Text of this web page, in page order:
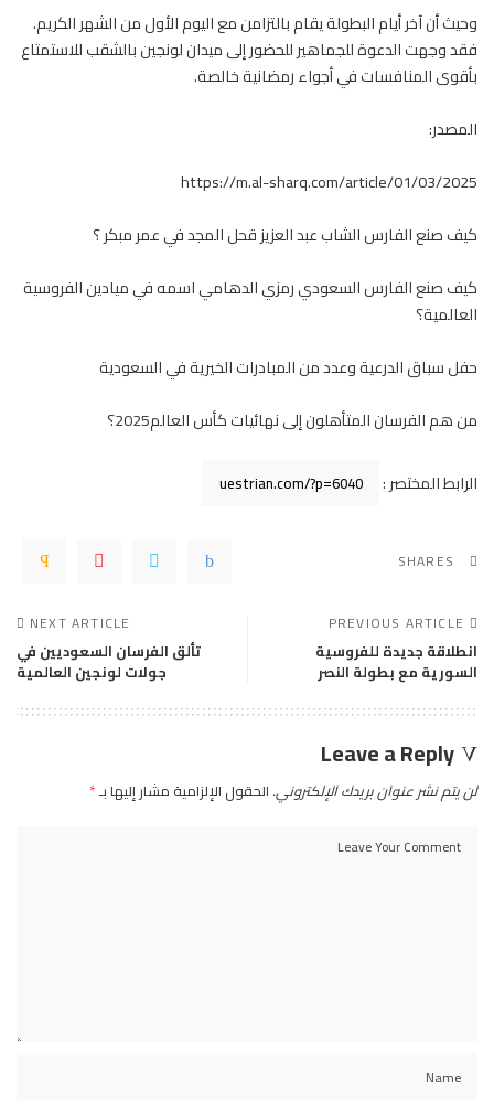
وحيث أن آخر أيام البطولة يقام بالتزامن مع اليوم الأول من الشهر الكريم.
فقد وجهت الدعوة للجماهير للحضور إلى ميدان لونجين بالشقب للاستمتاع
بأقوى المنافسات في أجواء رمضانية خالصة.
المصدر:
https://m.al-sharq.com/article/01/03/2025
كيف صنع الفارس الشاب عبد العزيز قحل المجد في عمر مبكر ؟
كيف صنع الفارس السعودي رمزي الدهامي اسمه في ميادين الفروسية
العالمية؟
حفل سباق الدرعية وعدد من المبادرات الخيرية في السعودية
من هم الفرسان المتأهلون إلى نهائيات كأس العالم2025؟
الرابط المختصر :
SHARES
PREVIOUS ARTICLE
انطلاقة جديدة للفروسية
السورية مع بطولة النصر
NEXT ARTICLE
تألق الفرسان السعوديين في
جولات لونجين العالمية
Leave a Reply
لن يتم نشر عنوان بريدك الإلكتروني. الحقول الإلزامية مشار إليها بـ*